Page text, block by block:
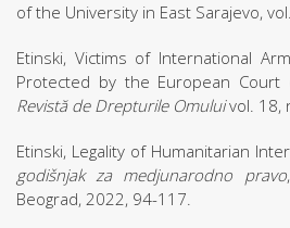
of the University in East Sarajevo,
Etinski, Victims of International
Protected by the European Court
Revistă de Drepturile Omuluivol. 18,
Etinski, Legality of Humanitarian
godišnjak za medjunarodno pravo
Beograd, 2022, 94-117.